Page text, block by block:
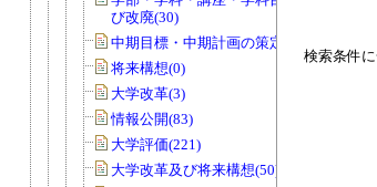
び改廃(30)
中期目標・中期計画の策定(0)
将来構想(0)
大学改革(3)
情報公開(83)
大学評価(221)
大学改革及び将来構想(50)
検索条件